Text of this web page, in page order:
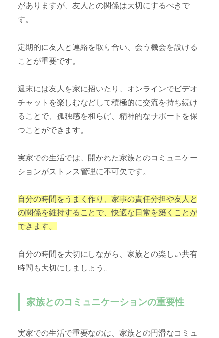
がありますが、友人との関係は大切にするべきで
す。
定期的に友人と連絡を取り合い、会う機会を設ける
ことが重要です。
週末には友人を家に招いたり、オンラインでビデオ
チャットを楽しむなどして積極的に交流を持ち続け
ることで、孤独感を和らげ、精神的なサポートを保
つことができます。
実家での生活では、開かれた家族とのコミュニケー
ションがストレス管理に不可欠です。
自分の時間をうまく作り、家事の責任分担や友人と
の関係を維持することで、快適な日常を築くことが
できます。
自分の時間を大切にしながら、家族との楽しい共有
時間も大切にしましょう。
家族とのコミュニケーションの重要性
実家での生活で重要なのは、家族との円滑なコミュ